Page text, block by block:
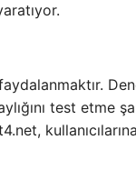
test etme